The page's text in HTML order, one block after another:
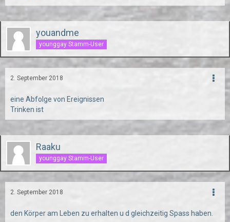
youandme
younggay Stamm-User
2. September 2018
eine Abfolge von Ereignissen
Trinken ist
Raaku
younggay Stamm-User
2. September 2018
den Körper am Leben zu erhalten u d gleichzeitig Spass haben.